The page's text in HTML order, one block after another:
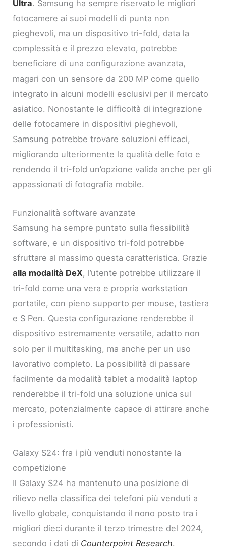
Ultra. Samsung ha sempre riservato le migliori
fotocamere ai suoi modelli di punta non
pieghevoli, ma un dispositivo tri-fold, data la
complessità e il prezzo elevato, potrebbe
beneficiare di una configurazione avanzata,
magari con un sensore da 200 MP come quello
integrato in alcuni modelli esclusivi per il mercato
asiatico. Nonostante le difficoltà di integrazione
delle fotocamere in dispositivi pieghevoli,
Samsung potrebbe trovare soluzioni efficaci,
migliorando ulteriormente la qualità delle foto e
rendendo il tri-fold un’opzione valida anche per gli
appassionati di fotografia mobile.
Funzionalità software avanzate
Samsung ha sempre puntato sulla flessibilità
software, e un dispositivo tri-fold potrebbe
sfruttare al massimo questa caratteristica. Grazie
alla modalità DeX, l’utente potrebbe utilizzare il
tri-fold come una vera e propria workstation
portatile, con pieno supporto per mouse, tastiera
e S Pen. Questa configurazione renderebbe il
dispositivo estremamente versatile, adatto non
solo per il multitasking, ma anche per un uso
lavorativo completo. La possibilità di passare
facilmente da modalità tablet a modalità laptop
renderebbe il tri-fold una soluzione unica sul
mercato, potenzialmente capace di attirare anche
i professionisti.
Galaxy S24: fra i più venduti nonostante la
competizione
Il Galaxy S24 ha mantenuto una posizione di
rilievo nella classifica dei telefoni più venduti a
livello globale, conquistando il nono posto tra i
migliori dieci durante il terzo trimestre del 2024,
secondo i dati di Counterpoint Research.